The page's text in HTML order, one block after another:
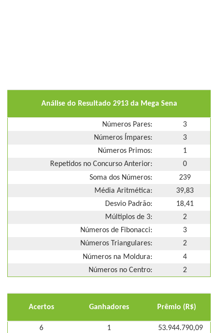
Análise do Resultado 2913 da Mega Sena
Números Pares:
3
Números Ímpares:
3
Números Primos:
1
Repetidos no Concurso Anterior:
0
Soma dos Números:
239
Média Aritmética:
39,83
Desvio Padrão:
18,41
Múltiplos de 3:
2
Números de Fibonacci:
3
Números Triangulares:
2
Números na Moldura:
4
Números no Centro:
2
Acertos Ganhadores Prêmio (R$)
6 1
53.944.790,09